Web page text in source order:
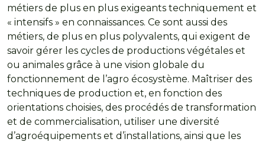
métiers de plus en plus exigeants techniquement et
« intensifs » en connaissances. Ce sont aussi des
métiers, de plus en plus polyvalents, qui exigent de
savoir gérer les cycles de productions végétales et
ou animales grâce à une vision globale du
fonctionnement de l’agro écosystème. Maîtriser des
techniques de production et, en fonction des
orientations choisies, des procédés de transformation
et de commercialisation, utiliser une diversité
d’agroéquipements et d’installations, ainsi que les